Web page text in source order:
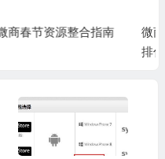
商团队老大招募助理，安